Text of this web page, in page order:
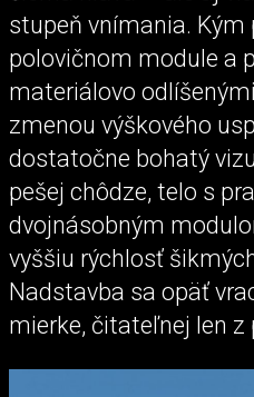
stupeň vnímania. Kým
polovičnom module a
materiálovo
zmenou výškového
dostatočne bohatý
pešej chôdze, telo s
dvojnásobným
vyššiu rýchlosť
Nadstavba sa opäť
mierke, čitateľnej len z